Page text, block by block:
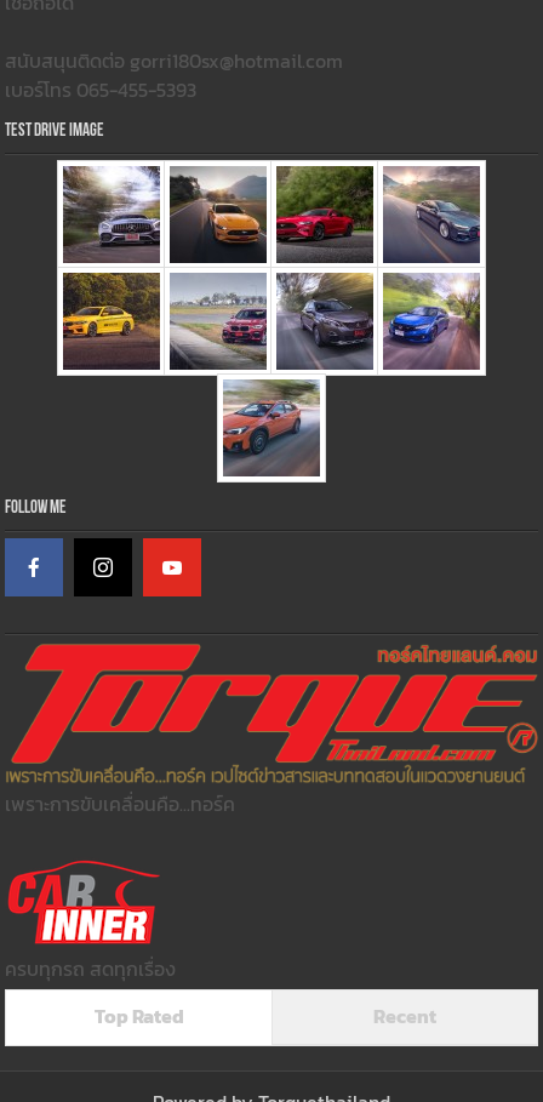
สนับสนุนติดต่อ gorri180sx@hotmail.com
เบอร์โทร 065-455-5393
Test Drive Image
Follow Me
เพราะการขับเคลื่อนคือ...ทอร์ค
ครบทุกรถ สดทุกเรื่อง
Top Rated
Recent